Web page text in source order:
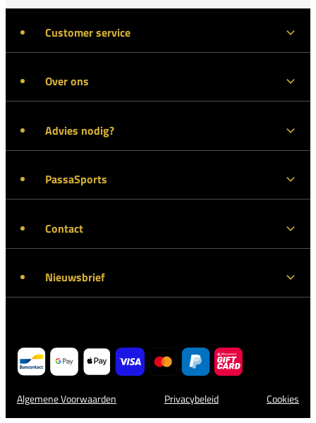
Customer service
Over ons
Advies nodig?
PassaSports
Contact
Nieuwsbrief
Algemene Voorwaarden Privacybeleid Cookies